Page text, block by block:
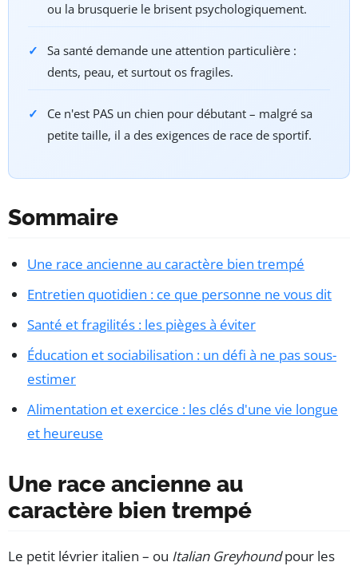
ou la brusquerie le brisent psychologiquement.
Sa santé demande une attention particulière :
dents, peau, et surtout os fragiles.
Ce n'est PAS un chien pour débutant – malgré sa
petite taille, il a des exigences de race de sportif.
Sommaire
Une race ancienne au caractère bien trempé
Entretien quotidien : ce que personne ne vous dit
Santé et fragilités : les pièges à éviter
Éducation et sociabilisation : un défi à ne pas sous-
estimer
Alimentation et exercice : les clés d'une vie longue
et heureuse
Une race ancienne au
caractère bien trempé
Le petit lévrier italien – ou Italian Greyhoundpour les